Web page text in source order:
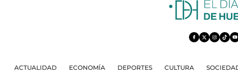
ACTUALIDAD ECONOMÍA DEPORTES CULTURA